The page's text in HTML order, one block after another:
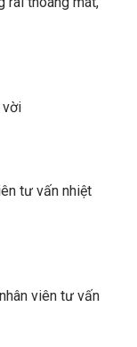
vời
tư vấn nhiệt
viên tư vấn